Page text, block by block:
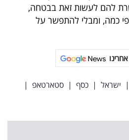
להם לעשות זאת בבטחה,
כמה, ומבלי להתפשר על
| ישראל | כסף | סטארטאפ |